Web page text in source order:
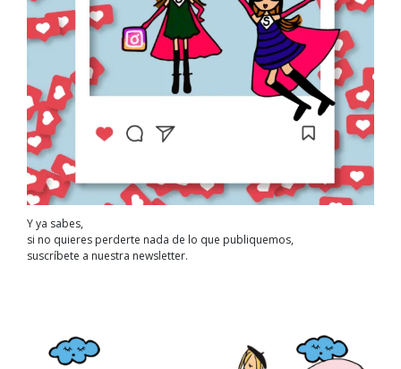
Y ya sabes,
si no quieres perderte nada de lo que publiquemos,
suscríbete a nuestra newsletter.